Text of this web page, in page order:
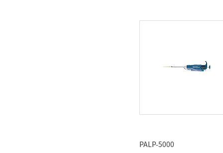
PALP-5000